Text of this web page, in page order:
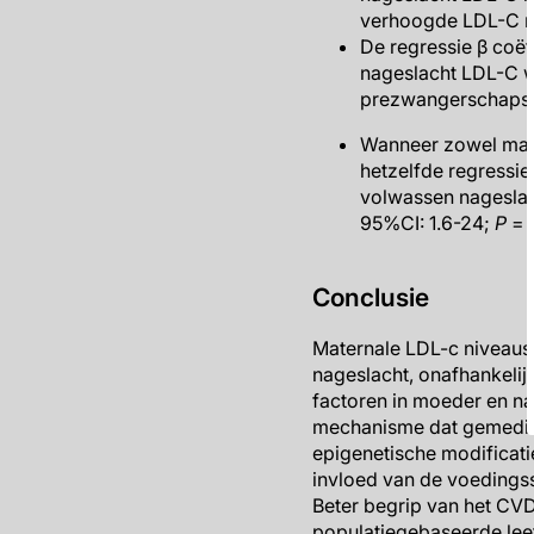
verhoogde LDL-C
De regressie β
nageslacht LDL-C
Wanneer zowel
hetzelfde
volwassen
95%CI: 1.6-24; P =
Conclusie
Maternale LDL-c
nageslacht,
factoren in moeder en
mechanisme dat
epigenetische
invloed van de
Beter begrip van het